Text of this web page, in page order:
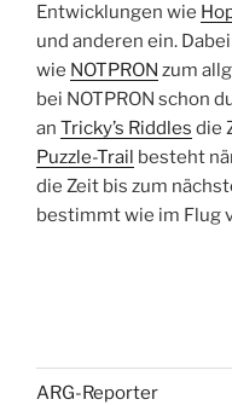
Entwicklungen wie
und anderen ein.
wie NOTPRON zum
bei NOTPRON schon
an Tricky’s Riddles die
Puzzle-Trail besteht
die Zeit bis zum
bestimmt wie im Flug
ARG-Reporter